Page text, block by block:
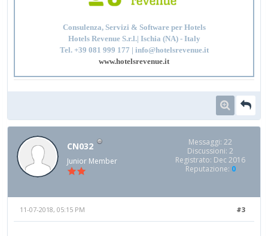
Consulenza, Servizi & Software per Hotels
Hotels Revenue S.r.l.| Ischia (NA) - Italy
Tel. +39 081 999 177 | info@hotelsrevenue.it
www.hotelsrevenue.it
CN032
Junior Member
Messaggi: 22
Discussioni: 2
Registrato: Dec 2016
Reputazione: 0
#3
11-07-2018, 05:15 PM